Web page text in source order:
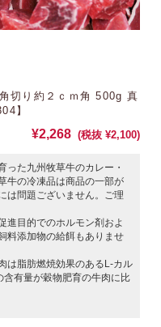
切り約２ｃｍ角 500g 真
】
¥2,268 (税抜 ¥2,100)
った九州牧草牛のカレー・
牛の冷凍品は商品の一部が
は問題ございません。ご理
進目的でのホルモン剤およ
料添加物の給餌もありませ
は脂肪燃焼効果のあるL-カル
有量が穀物肥育の牛肉に比